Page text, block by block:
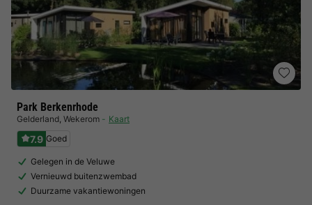
Park Berkenrhode
Gelderland, Wekerom Kaart
7.9 Goed
Gelegen in de Veluwe
Vernieuwd buitenzwembad
Duurzame vakantiewoningen